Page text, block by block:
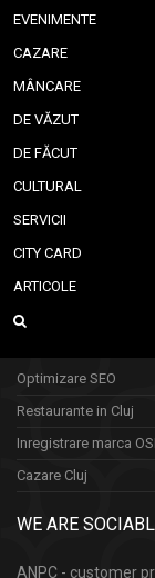
EVENIMENTE
CAZARE
MÂNCARE
DE VĂZUT
DE FĂCUT
CULTURAL
SERVICII
CITY CARD
ARTICOLE
Optimizare SEO
Restaurante in Cluj
Inregistrare marca
Cazare Cluj
WE ARE
ANPC - customer